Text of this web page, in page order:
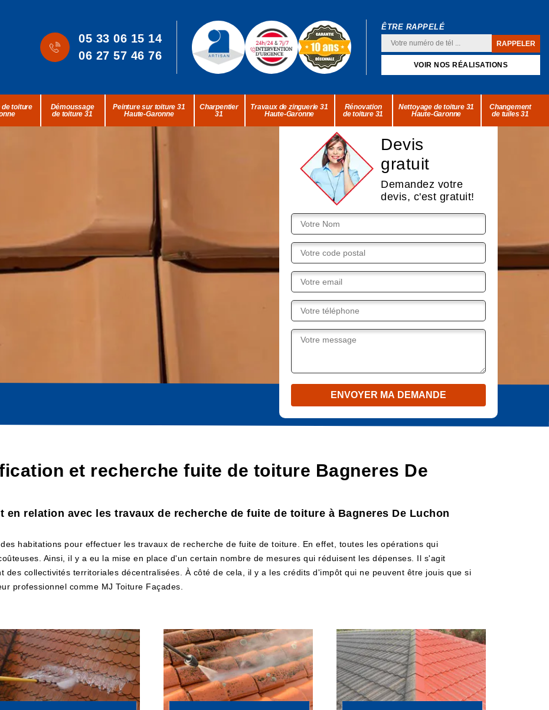
05 33 06 15 14
06 27 57 46 76
ÊTRE RAPPELÉ
VOIR NOS RÉALISATIONS
toiture
Démoussage
de toiture 31
Peinture sur toiture 31
Haute-Garonne
Charpentier
31
Travaux de zinguerie 31
Haute-Garonne
Rénovation
de toiture 31
Nettoyage de toiture 31
Haute-Garonne
Changement
de tuiles 31
Devis
gratuit
Demandez votre
devis, c'est gratuit!
et recherche fuite de toiture Bagneres De
en relation avec les travaux de recherche de fuite de toiture à Bagneres De Luchon
habitations pour effectuer les travaux de recherche de fuite de toiture. En effet, toutes les opérations qui
Ainsi, il y a eu la mise en place d'un certain nombre de mesures qui réduisent les dépenses. Il s'agit
des collectivités territoriales décentralisées. À côté de cela, il y a les crédits d'impôt qui ne peuvent être jouis que si
professionnel comme MJ Toiture Façades.